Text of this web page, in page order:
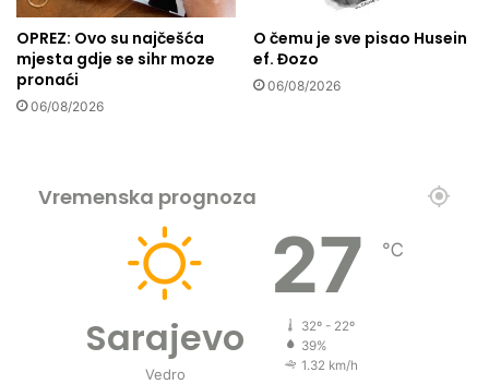
o
s
t
o
j
OPREZ: Ovo su najčešća
mjesta gdje se sihr moze
pronaći
06/08/2026
O čemu je sve pisao Husein
ef. Đozo
06/08/2026
Vremenska prognoza
Sarajevo
Vedro
27 ℃
32º - 22º
39%
1.32 km/h